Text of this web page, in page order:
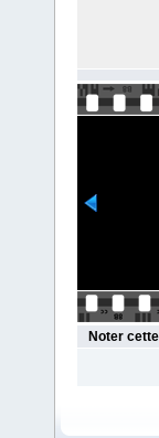
Noter